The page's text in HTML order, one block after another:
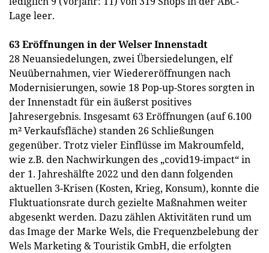
Lage leer.
63 Eröffnungen in der Welser Innenstadt
28 Neuansiedelungen, zwei Übersiedelungen, elf
Neuübernahmen, vier Wiedereröffnungen nach
Modernisierungen, sowie 18 Pop-up-Stores sorgten in
der Innenstadt für ein äußerst positives
Jahresergebnis. Insgesamt 63 Eröffnungen (auf 6.100
m² Verkaufsfläche) standen 26 Schließungen
gegenüber. Trotz vieler Einflüsse im Makroumfeld,
wie z.B. den Nachwirkungen des „covid19-impact“ in
der 1. Jahreshälfte 2022 und den dann folgenden
aktuellen 3-Krisen (Kosten, Krieg, Konsum), konnte die
Fluktuationsrate durch gezielte Maßnahmen weiter
abgesenkt werden. Dazu zählen Aktivitäten rund um
das Image der Marke Wels, die Frequenzbelebung der
Wels Marketing & Touristik GmbH, die erfolgten